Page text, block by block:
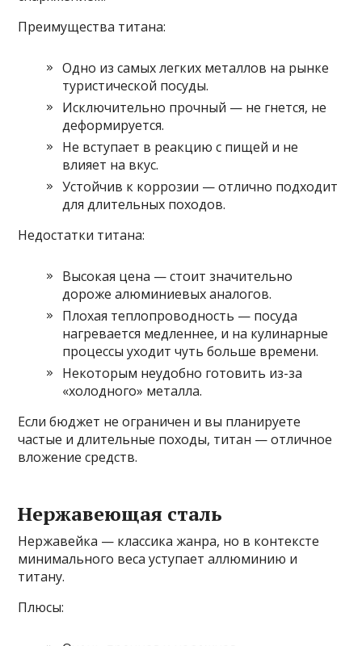
Преимущества титана:
Одно из самых легких металлов на рынке
туристической посуды.
Исключительно прочный — не гнется, не
деформируется.
Не вступает в реакцию с пищей и не
влияет на вкус.
Устойчив к коррозии — отлично подходит
для длительных походов.
Недостатки титана:
Высокая цена — стоит значительно
дороже алюминиевых аналогов.
Плохая теплопроводность — посуда
нагревается медленнее, и на кулинарные
процессы уходит чуть больше времени.
Некоторым неудобно готовить из-за
«холодного» металла.
Если бюджет не ограничен и вы планируете
частые и длительные походы, титан — отличное
вложение средств.
Нержавеющая сталь
Нержавейка — классика жанра, но в контексте
минимального веса уступает аллюминию и
титану.
Плюсы: